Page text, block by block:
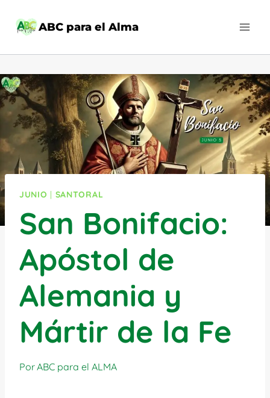
ABC para el Alma
JUNIO | SANTORAL
San Bonifacio:
Apóstol de
Alemania y
Mártir de la Fe
PorABC para el ALMA